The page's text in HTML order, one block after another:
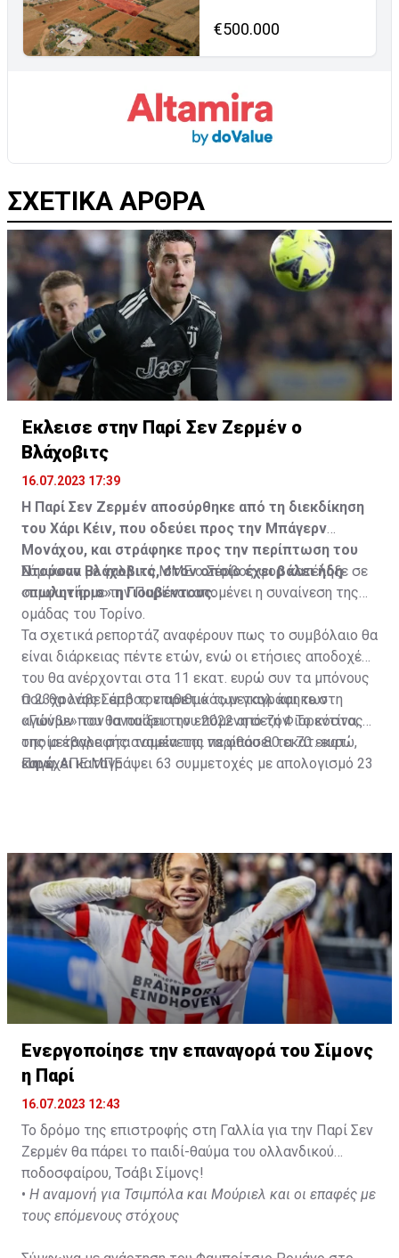
€500.000
ΣΧΕΤΙΚΑ ΑΡΘΡΑ
Έκλεισε στην Παρί Σεν Ζερμέν ο
Βλάχοβιτς
16.07.2023 17:39
Η Παρί Σεν Ζερμέν αποσύρθηκε από τη διεκδίκηση
του Χάρι Κέιν, που οδεύει προς την Μπάγερν
Μονάχου, και στράφηκε προς την περίπτωση του
Ντούσαν Βλάχοβιτς, στον οποίο έχει βάλει ήδη
«πωλητήριο» η Γιουβέντους.
Σύμφωνα με γαλλικά ΜΜΕ ο Σέρβος φορ κατέληξε σε
συμφωνία με την Παρί και απομένει η συναίνεση της
ομάδας του Τορίνο.
Τα σχετικά ρεπορτάζ αναφέρουν πως το συμβόλαιο θα
είναι διάρκειας πέντε ετών, ενώ οι ετήσιες αποδοχές
του θα ανέρχονται στα 11 εκατ. ευρώ συν τα μπόνους
που θα λάβει από τον αριθμό των γκολ και των
αγώνων που θα παίξει την επόμενη σεζόν. Το κόστος
της μεταγραφής αναμένεται να φθάσει τα 70 εκατ.
ευρώ.
Ο 23χρονος Σέρβος επιθετικός μεταγράφηκε στη
«Γιούβε» τον Ιανουάριο του 2022 από τη Φιορεντίνα, η
οποία έβαλε στα ταμεία της περίπου 80 εκατ. ευρώ,
και έχει καταγράψει 63 συμμετοχές με απολογισμό 23
Πηγή: ΑΠΕ ΜΠΕ
Ενεργοποίησε την επαναγορά του Σίμονς
η Παρί
16.07.2023 12:43
Το δρόμο της επιστροφής στη Γαλλία για την Παρί Σεν
Ζερμέν θα πάρει το παιδί-θαύμα του ολλανδικού
ποδοσφαίρου, Τσάβι Σίμονς!
• Η αναμονή για Τσιμπόλα και Μούριελ και οι επαφές με
τους επόμενους στόχους